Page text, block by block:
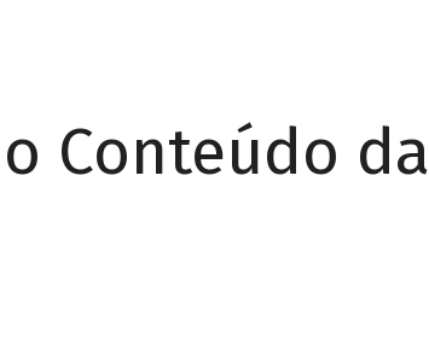
Conteúdo da